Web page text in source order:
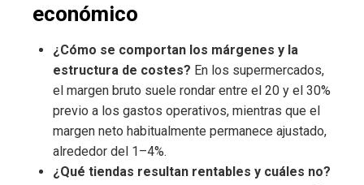
económico
¿Cómo se comportan los márgenes y la
estructura de costes? En los supermercados,
el margen bruto suele rondar entre el 20 y el 30%
previo a los gastos operativos, mientras que el
margen neto habitualmente permanece ajustado,
alrededor del 1–4%.
¿Qué tiendas resultan rentables y cuáles no?